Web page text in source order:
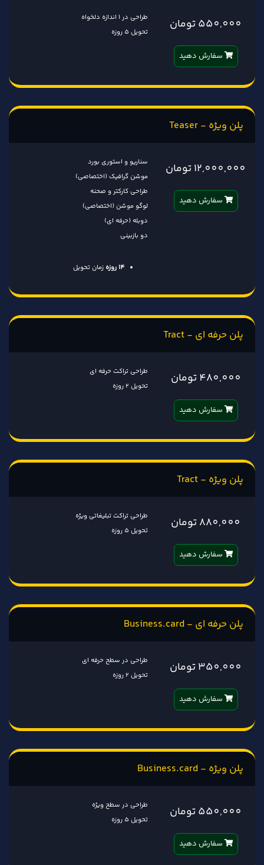
طراحی در 1 اندازه دلخواه
تحویل 5 روزه
550,000 تومان
سفارش دهید
پلن ویژه - Teaser
سناریو و استوری بورد
موشن گرافیک (اختصاصی)
طراحی کارکتر و صحنه
لوگو موشن (اختصاصی)
دوبله (حرفه ای)
دو بازبینی
14 روزه زمان تحویل
12,000,000 تومان
سفارش دهید
پلن حرفه ای - Tract
طراحی تراکت حرفه ای
تحویل 2 روزه
480,000 تومان
سفارش دهید
پلن ویژه - Tract
طراحی تراکت تبلیغاتی ویژه
تحویل 5 روزه
880,000 تومان
سفارش دهید
پلن حرفه ای - Business.card
طراحی در سطح حرفه ای
تحویل 2 روزه
350,000 تومان
سفارش دهید
پلن ویژه - Business.card
طراحی در سطح ویژه
تحویل 5 روزه
550,000 تومان
سفارش دهید